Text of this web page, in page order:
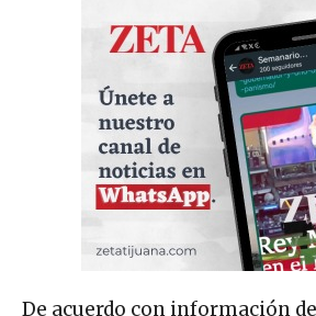
De acuerdo con información